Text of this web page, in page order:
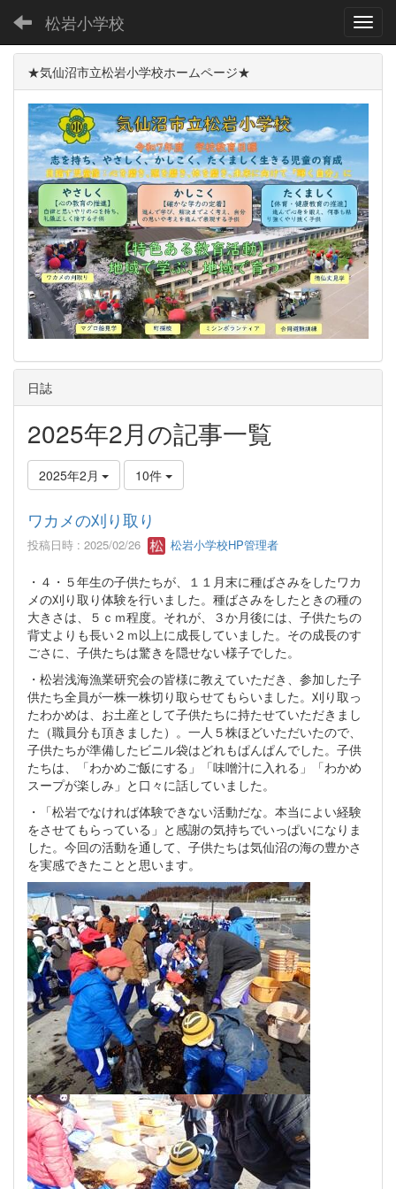
松岩小学校
★気仙沼市立松岩小学校ホームページ★
日誌
2025年2月の記事一覧
2025年2月 10件
ワカメの刈り取り
投稿日時 : 2025/02/26 松岩小学校HP管理者
・４・５年生の子供たちが、１１月末に種ばさみをしたワカ
メの刈り取り体験を行いました。種ばさみをしたときの種の
大きさは、５ｃｍ程度。それが、３か月後には、子供たちの
背丈よりも長い２ｍ以上に成長していました。その成長のす
ごさに、子供たちは驚きを隠せない様子でした。
・松岩浅海漁業研究会の皆様に教えていただき、参加した子
供たち全員が一株一株切り取らせてもらいました。刈り取っ
たわかめは、お土産として子供たちに持たせていただきまし
た（職員分も頂きました）。一人５株ほどいただいたので、
子供たちが準備したビニル袋はどれもぱんぱんでした。子供
たちは、「わかめご飯にする」「味噌汁に入れる」「わかめ
スープが楽しみ」と口々に話していました。
・「松岩でなければ体験できない活動だな。本当によい経験
をさせてもらっている」と感謝の気持ちでいっぱいになりま
した。今回の活動を通して、子供たちは気仙沼の海の豊かさ
を実感できたことと思います。